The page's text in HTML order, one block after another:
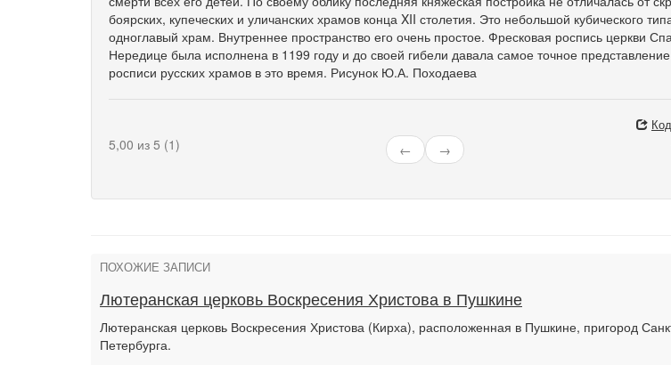
боярских, купеческих и уличанских храмов конца XII столетия. Это небольшой кубического
одноглавый храм. Внутреннее пространство его очень простое. Фресковая роспись церкви
Нередице была исполнена в 1199 году и до своей гибели давала самое точное
росписи русских храмов в это время. Рисунок Ю.А. Походаева
5,00 из 5 (1) ← →
ПОХОЖИЕ ЗАПИСИ
Лютеранская церковь Воскресения Христова в Пушкине
Лютеранская церковь Воскресения Христова (Кирха), расположенная в Пушкине, пригород
Петербурга.